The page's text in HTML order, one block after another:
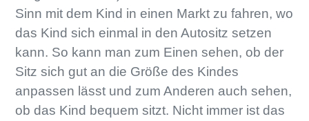
Sinn mit dem Kind in einen Markt zu fahren, wo
das Kind sich einmal in den Autositz setzen
kann. So kann man zum Einen sehen, ob der
Sitz sich gut an die Größe des Kindes
anpassen lässt und zum Anderen auch sehen,
ob das Kind bequem sitzt. Nicht immer ist das